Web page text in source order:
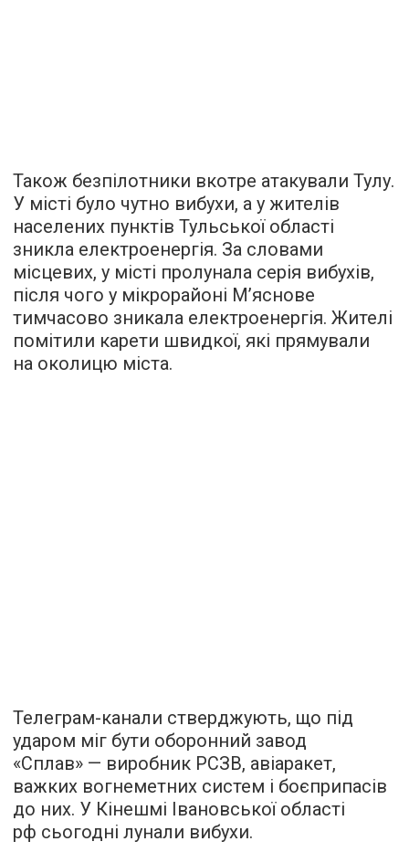
Також безпілотники вкотре атакували Тулу.
У місті було чутно вибухи, а у жителів
населених пунктів Тульської області
зникла електроенергія. За словами
місцевих, у місті пролунала серія вибухів,
після чого у мікрорайоні М’яснове
тимчасово зникала електроенергія. Жителі
помітили карети швидкої, які прямували
на околицю міста.
Телеграм-канали стверджують, що під
ударом міг бути оборонний завод
«Сплав» — виробник РСЗВ, авіаракет,
важких вогнеметних систем і боєприпасів
до них. У Кінешмі Івановської області
рф сьогодні лунали вибухи.